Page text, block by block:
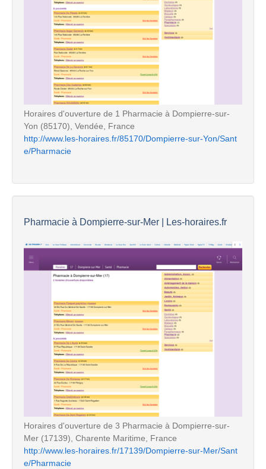
Horaires d'ouverture de 1 Pharmacie à Dompierre-sur-
Yon (85170), Vendée, France
http://www.les-horaires.fr/85170/Dompierre-sur-Yon/Sant
e/Pharmacie
Pharmacie à Dompierre-sur-Mer | Les-horaires.fr
Horaires d'ouverture de 3 Pharmacie à Dompierre-sur-
Mer (17139), Charente Maritime, France
http://www.les-horaires.fr/17139/Dompierre-sur-Mer/Sant
e/Pharmacie